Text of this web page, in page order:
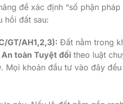
để xác định “số phận
hồi đất sau:
GT/AH1,2,3): Đất nằm trong
An toàn Tuyệt đốitheo luật
Mọi khoản đầu tư vào đây